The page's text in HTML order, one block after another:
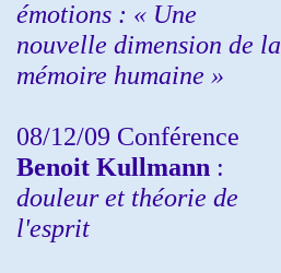
émotions : « Une
nouvelle dimension de la
mémoire humaine »
08/12/09 Conférence
Benoit Kullmann :
douleur et théorie de
l'esprit